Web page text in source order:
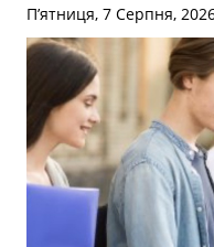
П’ятниця, 7 Серпня,